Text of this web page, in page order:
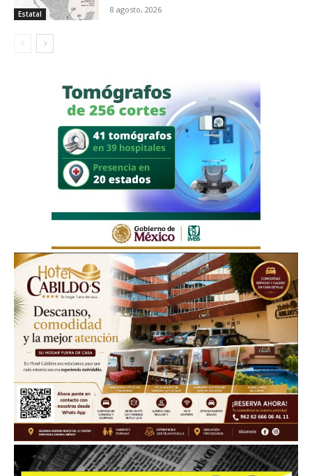
Estatal 8 agosto, 2026